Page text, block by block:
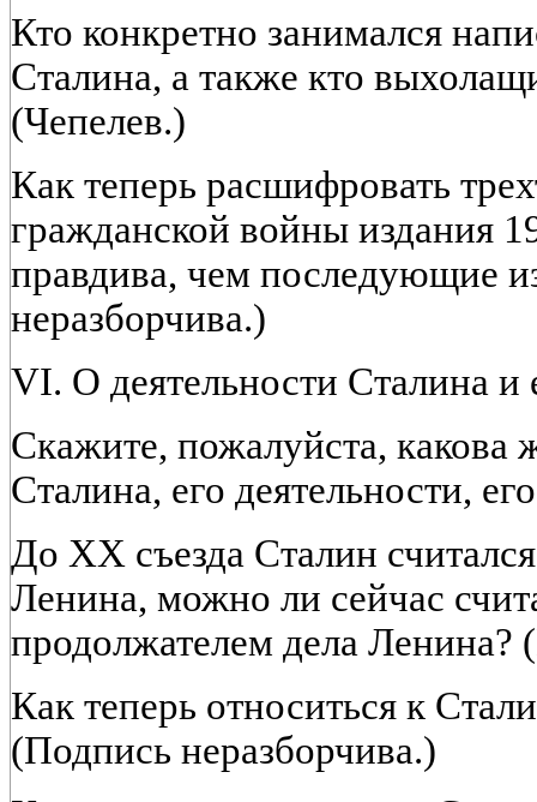
Кто конкретно занимался
Сталина, а также кто
(Чепелев.)
Как теперь расшифровать
гражданской войны издания
правдива, чем последующие
неразборчива.)
VI. О деятельности Сталина и
Скажите, пожалуйста, какова
Сталина, его деятельности,
До XX съезда Сталин
Ленина, можно ли сейчас
продолжателем дела Ленина?
Как теперь относиться к
(Подпись неразборчива.)